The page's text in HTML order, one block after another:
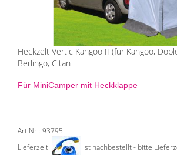
Heckzelt Vertic Kangoo II (für Kangoo,
Berlingo, Citan
Für MiniCamper mit Heckklappe
Art.Nr.: 93795
Lieferzeit:
Ist nachbestellt - bitte